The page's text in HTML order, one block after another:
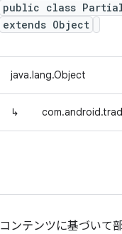
public class
extends Object
java.lang.Object
↳
コンテンツに基づいて